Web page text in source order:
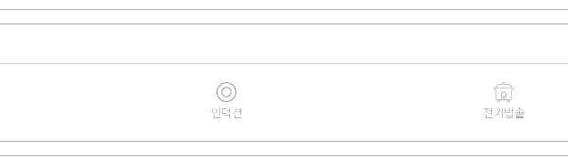
인덕션 전기밥솥